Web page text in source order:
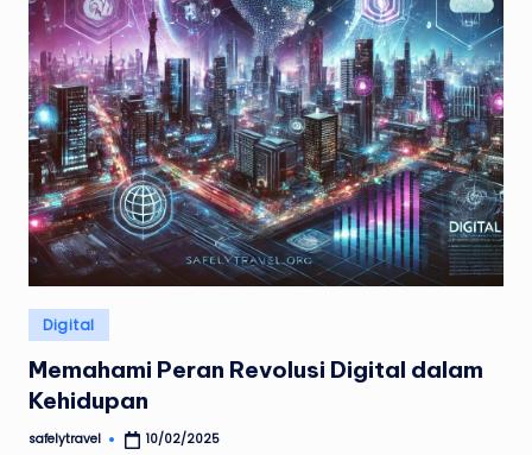
Posted
in
Digital
Memahami Peran Revolusi Digital dalam
Kehidupan
Posted
safelytravel 10/02/2025